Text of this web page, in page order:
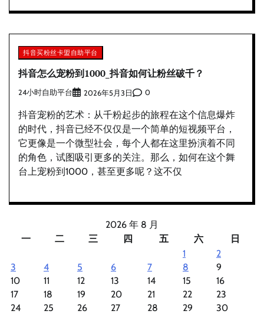
抖音买粉丝卡盟自助平台
抖音怎么宠粉到1000_抖音如何让粉丝破千？
24小时自助平台 2026年5月3日 0
抖音宠粉的艺术：从千粉起步的旅程在这个信息爆炸
的时代，抖音已经不仅仅是一个简单的短视频平台，
它更像是一个微型社会，每个人都在这里扮演着不同
的角色，试图吸引更多的关注。那么，如何在这个舞
台上宠粉到1000，甚至更多呢？这不仅
2026 年 8 月
一
二 三 四 五 六
日
1
2
3
4 5 6 7 8
9
10
11 12 13 14 15
16
17
18 19 20 21 22
23
24
25 26 27 28 29
30